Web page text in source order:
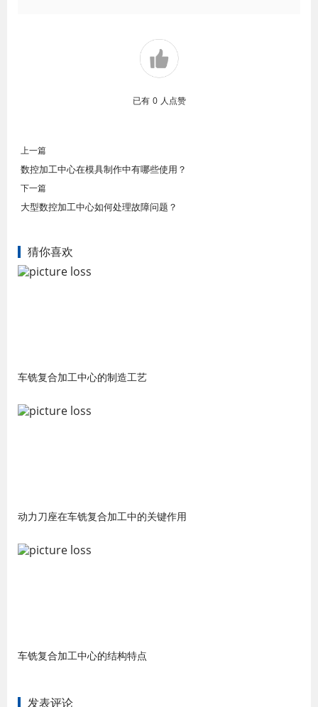
已有 0 人点赞
上一篇
数控加工中心在模具制作中有哪些使用？
下一篇
大型数控加工中心如何处理故障问题？
猜你喜欢
车铣复合加工中心的制造工艺
动力刀座在车铣复合加工中的关键作用
车铣复合加工中心的结构特点
发表评论